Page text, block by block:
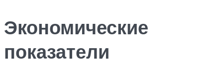
Экономические
показатели